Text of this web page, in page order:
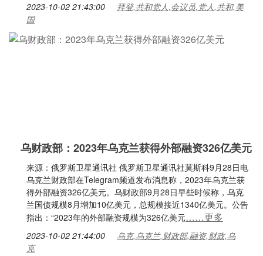
2023-10-02 21:43:00
拜登,共和党人,会议员,党人,共和,美
国
乌财政部：2023年乌克兰获得外部融资326亿美元
来源：俄罗斯卫星通讯社 俄罗斯卫星通讯社莫斯科9月28日电
乌克兰财政部在Telegram频道发布消息称，2023年乌克兰获
得外部融资326亿美元。乌财政部9月28日早些时候称，乌克
兰国债规模8月增加10亿美元，总规模接近1340亿美元。公告
指出：“2023年的外部融资规模为326亿美元……更多
2023-10-02 21:44:00
乌克,乌克兰,财政部,融资,财政,乌
克